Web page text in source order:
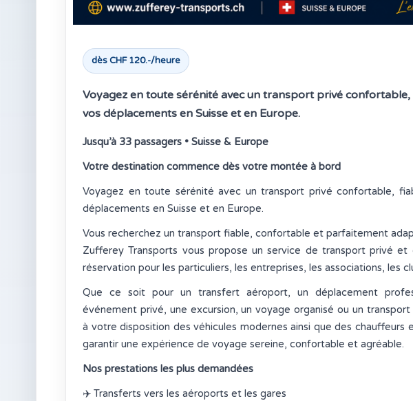
dès CHF 120.-/heure
Voyagez en toute sérénité avec un transport privé
vos déplacements en Suisse et en Europe.
Jusqu’à 33 passagers • Suisse & Europe
Votre destination commence dès votre montée à bord
Voyagez en toute sérénité avec un transport privé confortable,
déplacements en Suisse et en Europe.
Vous recherchez un transport fiable, confortable et parfaitement
Zufferey Transports vous propose un service de transport privé et
réservation pour les particuliers, les entreprises, les associations, les
Que ce soit pour un transfert aéroport, un déplacement
événement privé, une excursion, un voyage organisé ou un
à votre disposition des véhicules modernes ainsi que des chauffeurs
garantir une expérience de voyage sereine, confortable et agréable.
Nos prestations les plus demandées
✈️ Transferts vers les aéroports et les gares